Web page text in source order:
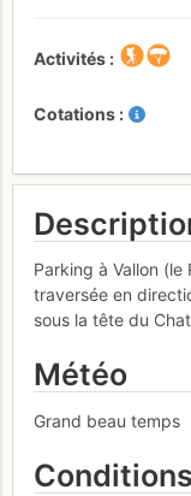
Activités
Cotations
Parking à Vallon
traversée en
sous la tête du
Météo
Grand beau temps
Conditions